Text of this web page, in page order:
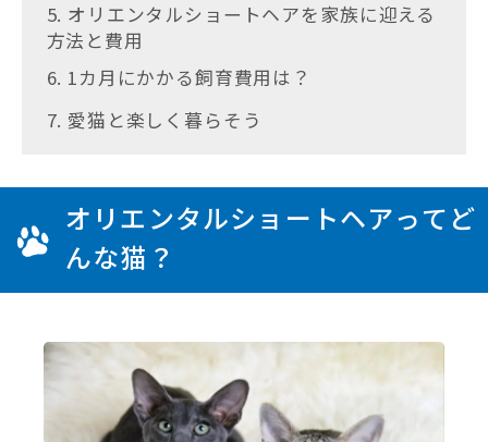
5. オリエンタルショートヘアを家族に迎える
方法と費用
6. 1カ月にかかる飼育費用は？
7. 愛猫と楽しく暮らそう
オリエンタルショートヘアってど
んな猫？